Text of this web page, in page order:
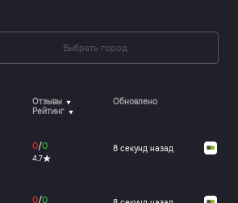
Выбрать город
Отзывы
Рейтинг
Обновлено
0/0
4.7
8 секунд назад
0/0